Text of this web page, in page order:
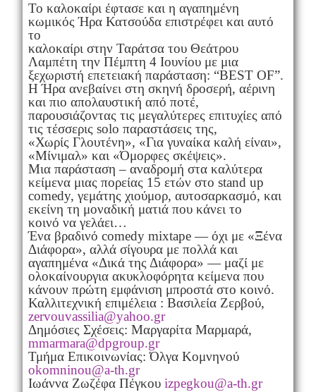
Το καλοκαίρι έφτασε και η αγαπημένη
κωμικός Ήρα Κατσούδα επιστρέφει και αυτό
το
καλοκαίρι στην Ταράτσα του Θεάτρου
Λαμπέτη την Πέμπτη 4 Ιουνίου με μια
ξεχωριστή επετειακή παράσταση: “BEST OF”.
Η Ήρα ανεβαίνει στη σκηνή δροσερή, αέρινη
και πιο απολαυστική από ποτέ,
παρουσιάζοντας τις μεγαλύτερες επιτυχίες από
τις τέσσερις solo παραστάσεις της,
«Χωρίς Γλουτένη», «Για γυναίκα καλή είναι»,
«Μίνιμαλ» και «Όμορφες σκέψεις».
Μια παράσταση – αναδρομή στα καλύτερα
κείμενα μιας πορείας 15 ετών στο stand up
comedy, γεμάτης χιούμορ, αυτοσαρκασμό, και
εκείνη τη μοναδική ματιά που κάνει το
κοινό να γελάει…
Ένα βραδινό comedy mixtape — όχι με «Ξένα
Διάφορα», αλλά σίγουρα με πολλά και
αγαπημένα «Δικά της Διάφορα» — μαζί με
ολοκαίνουργια ακυκλοφόρητα κείμενα που
κάνουν πρώτη εμφάνιση μπροστά στο κοινό.
Καλλιτεχνική επιμέλεια : Βασιλεία Ζερβού,
zervouvassilia@yahoo.gr
Δημόσιες Σχέσεις: Μαργαρίτα Μαρμαρά,
mmarmara@dpgroup.gr
Τμήμα Επικοινωνίας: Όλγα Κομνηνού
okomninou@a-th.gr
Ιωάννα Ζωζέφα Πέγκου izpegkou@a-th.gr